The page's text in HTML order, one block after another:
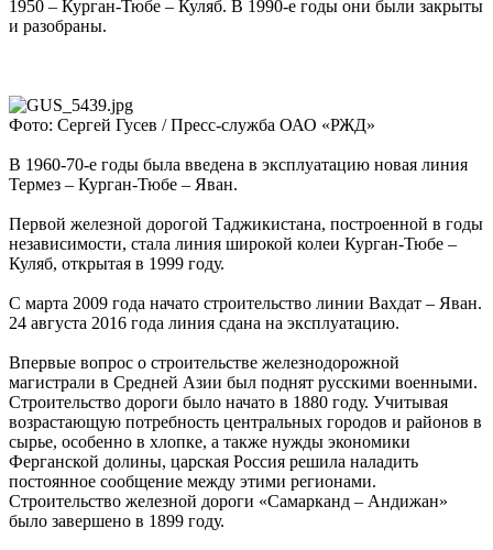
1950 – Курган-Тюбе – Куляб. В 1990-е годы они были закрыты
и разобраны.
Фото: Сергей Гусев / Пресс-служба ОАО «РЖД»
В 1960-70-е годы была введена в эксплуатацию новая линия
Термез – Курган-Тюбе – Яван.
Первой железной дорогой Таджикистана, построенной в годы
независимости, стала линия широкой колеи Курган-Тюбе –
Куляб, открытая в 1999 году.
С марта 2009 года начато строительство линии Вахдат – Яван.
24 августа 2016 года линия сдана на эксплуатацию.
Впервые вопрос о строительстве железнодорожной
магистрали в Средней Азии был поднят русскими военными.
Строительство дороги было начато в 1880 году. Учитывая
возрастающую потребность центральных городов и районов в
сырье, особенно в хлопке, а также нужды экономики
Ферганской долины, царская Россия решила наладить
постоянное сообщение между этими регионами.
Строительство железной дороги «Самарканд – Андижан»
было завершено в 1899 году.